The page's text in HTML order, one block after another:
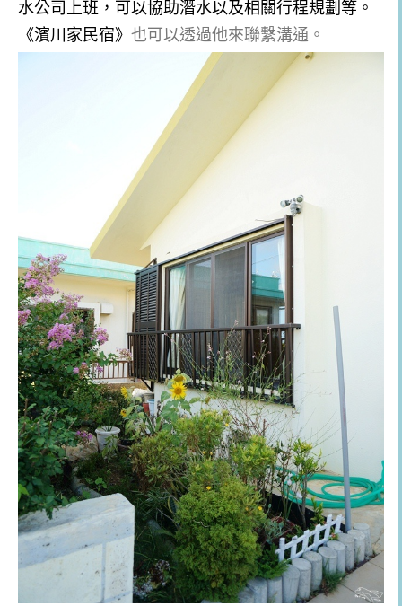
水公司上班，可以協助潛水以及相關行程規劃等。
《濱川家民宿》 也可以透過他來聯繫溝通。